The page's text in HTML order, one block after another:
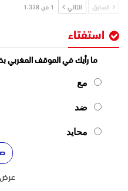
السابق التالي 1 من 1٬338
استفتاء
ما رأيك في الموقف المغربي
مع
ضد
محايد
عرض